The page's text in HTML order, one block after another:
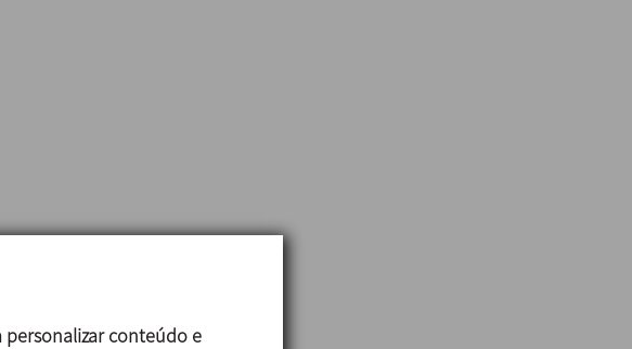
personalizar conteúdo e